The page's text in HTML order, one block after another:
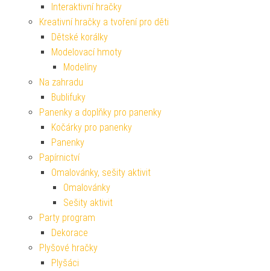
Interaktivní hračky
Kreativní hračky a tvoření pro děti
Dětské korálky
Modelovací hmoty
Modelíny
Na zahradu
Bublifuky
Panenky a doplňky pro panenky
Kočárky pro panenky
Panenky
Papírnictví
Omalovánky, sešity aktivit
Omalovánky
Sešity aktivit
Party program
Dekorace
Plyšové hračky
Plyšáci